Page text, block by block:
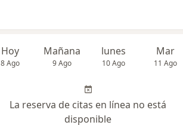
Hoy
8 Ago
Mañana
9 Ago
lunes
10 Ago
Mar
11 Ago
La reserva de citas en línea no está
disponible